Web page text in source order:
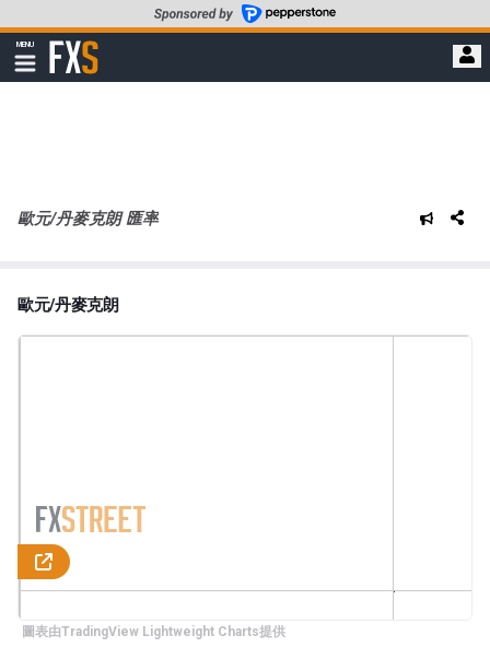
至
要
MENU
顯
示
FXStreet
歐元/丹麥克朗 匯率
歐元/丹麥克朗
圖表由TradingView Lightweight Charts提供